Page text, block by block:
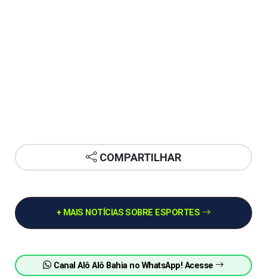
COMPARTILHAR
+ MAIS NOTÍCIAS SOBRE ESPORTES
Canal Alô Alô Bahia no WhatsApp! Acesse